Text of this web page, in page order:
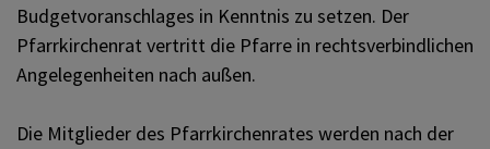
Budgetvoranschlages in Kenntnis zu setzen. Der
Pfarrkirchenrat vertritt die Pfarre in rechtsverbindlichen
Angelegenheiten nach außen.
Die Mitglieder des Pfarrkirchenrates werden nach der